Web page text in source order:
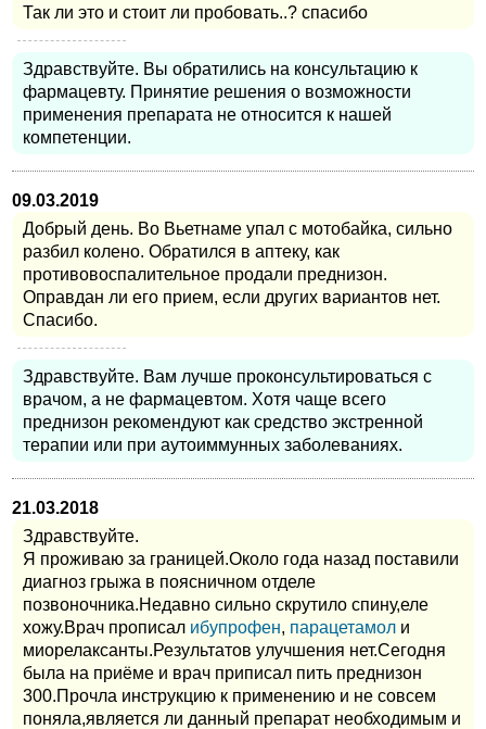
Так ли это и стоит ли пробовать..? спасибо
Здравствуйте. Вы обратились на консультацию к
фармацевту. Принятие решения о возможности
применения препарата не относится к нашей
компетенции.
09.03.2019
Добрый день. Во Вьетнаме упал с мотобайка, сильно
разбил колено. Обратился в аптеку, как
противовоспалительное продали преднизон.
Оправдан ли его прием, если других вариантов нет.
Спасибо.
Здравствуйте. Вам лучше проконсультироваться с
врачом, а не фармацевтом. Хотя чаще всего
преднизон рекомендуют как средство экстренной
терапии или при аутоиммунных заболеваниях.
21.03.2018
Здравствуйте.
Я проживаю за границей.Около года назад поставили
диагноз грыжа в поясничном отделе
позвоночника.Недавно сильно скрутило спину,еле
хожу.Врач прописал ибупрофен, парацетамол и
миорелаксанты.Результатов улучшения нет.Сегодня
была на приёме и врач приписал пить преднизон
300.Прочла инструкцию к применению и не совсем
поняла,является ли данный препарат необходимым и